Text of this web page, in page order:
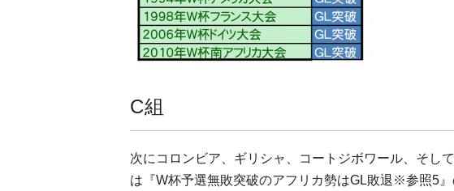
C組
次にコロンビア、ギリシャ、コートジボワール、そし
は『W杯予選無敗突破のアフリカ勢はGL敗退※参照5